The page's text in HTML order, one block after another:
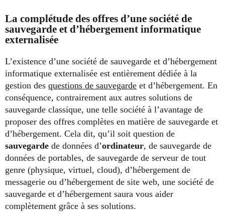
La complétude des offres d’une société de
sauvegarde et d’hébergement informatique
externalisée
L’existence d’une société de sauvegarde et d’hébergement
informatique externalisée est entièrement dédiée à la
gestion des questions de sauvegarde et d’hébergement. En
conséquence, contrairement aux autres solutions de
sauvegarde classique, une telle société à l’avantage de
proposer des offres complètes en matière de sauvegarde et
d’hébergement. Cela dit, qu’il soit question de
sauvegarde de données d’ordinateur, de sauvegarde de
données de portables, de sauvegarde de serveur de tout
genre (physique, virtuel, cloud), d’hébergement de
messagerie ou d’hébergement de site web, une société de
sauvegarde et d’hébergement saura vous aider
complètement grâce à ses solutions.